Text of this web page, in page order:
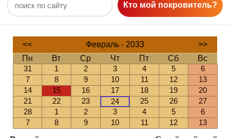
Кто мой покровитель?
<< Февраль - 2033
>>
Пн
Вт Ср Чт Пт Сб
Вс
31
1 2 3 4 5
6
7
8 9 10 11 12
13
14
15 16 17 18 19
20
21
22 23 24 25 26
27
28
1 2 3 4 5
6
7
8 9 10 11 12 13